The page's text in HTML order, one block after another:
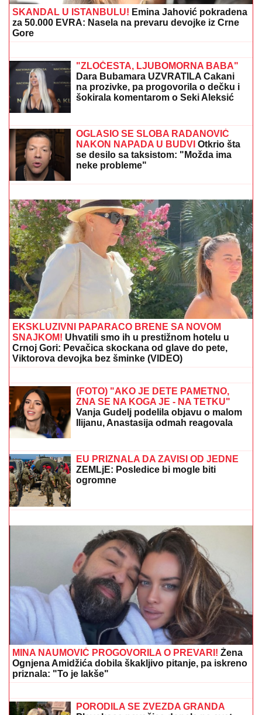
SKANDAL U ISTANBULU! Emina Jahović pokradena
za 50.000 EVRA: Nasela na prevaru devojke iz Crne
Gore
BIKINIUhvatili smo je u Crnoj Gori na
plaži: Dok ona spava Siniša uči Željka
da pliva, a Marija i Tića se sunčaju
(Video)
na prozivke, pa progovorila o dečku i
šokirala komentarom o Seki Aleksić
(VIDEO)
"MA NEK ME UBIJU, UHVATILA ME NEKA
SVEJEDNOĆA"
Isplivala prepiska Zvicerovih prljavih
policajaca: "Čitav me život jure, nek urade to da
počinem" (FOTO)
OGLASIO SE SLOBA RADANOVIĆ
NAKON NAPADA U BUDVIOtkrio šta
se desilo sa taksistom: "Možda ima
neke probleme"
Dino Merlin je odbio folkerku kad ga je
pitala da snime duet: "Što me nisi
zvala kad si ubola najveći hit?!"
EKSKLUZIVNI PAPARACO BRENE SA NOVOM
Uhvatili smo ih u prestižnom hotelu u
Crnoj Gori: Pevačica skockana od glave do pete,
Viktorova devojka bez šminke (VIDEO)
Uroš Stanić OTKRIVA TAJNU
SELIDBU! PRETNJE, TUŽBE OD
200.000 EVRA i USLOVI za povratak u
Elitu 10 ŠOKIRALI JAVNOST
(FOTO) "AKO JE DETE PAMETNO,
Vanja Gudelj podelila objavu o malom
Ilijanu, Anastasija odmah reagovala